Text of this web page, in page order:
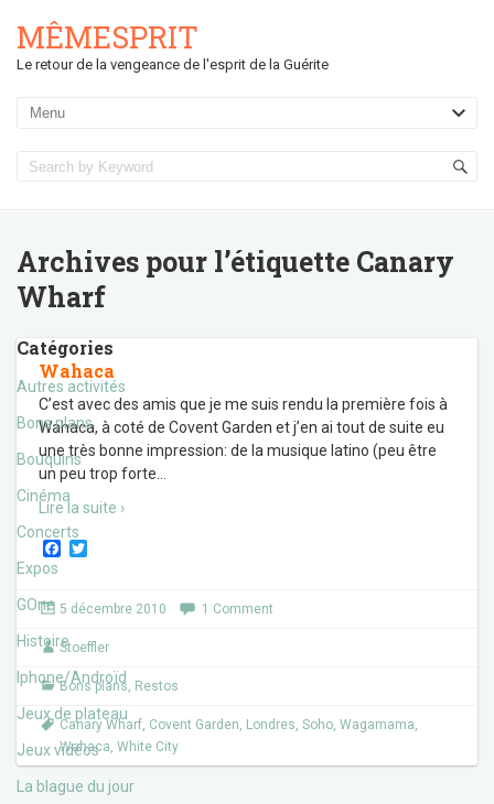
MÊMESPRIT
Le retour de la vengeance de l'esprit de la Guérite
Archives pour l’étiquette Canary
Wharf
Catégories
Autres activités
Bons plans
Bouquins
Cinéma
Concerts
Expos
GOne
Histoire
Iphone/Androïd
Jeux de plateau
Jeux vidéos
La blague du jour
Wahaca
C’est avec des amis que je me suis rendu la première fois à
Wahaca, à coté de Covent Garden et j’en ai tout de suite eu
une très bonne impression: de la musique latino (peu être
un peu trop forte
Lire la suite ›
F
e
b
o
o
k
t
r
5 décembre 2010 1 Comment
Stoeffler
Bons plans, Restos
Canary Wharf, Covent Garden, Londres, Soho, Wagamama,
Wahaca, White City